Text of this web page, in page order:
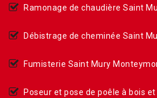
Ramonage de chaudière Saint
Débistrage de cheminée Saint
Fumisterie Saint Mury
Poseur et pose de poêle à bois